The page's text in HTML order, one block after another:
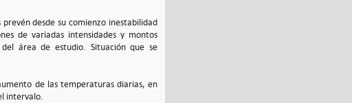
desde su comienzo inestabilidad
de variadas intensidades y montos
área de estudio. Situación que se
de las temperaturas diarias, en
intervalo.